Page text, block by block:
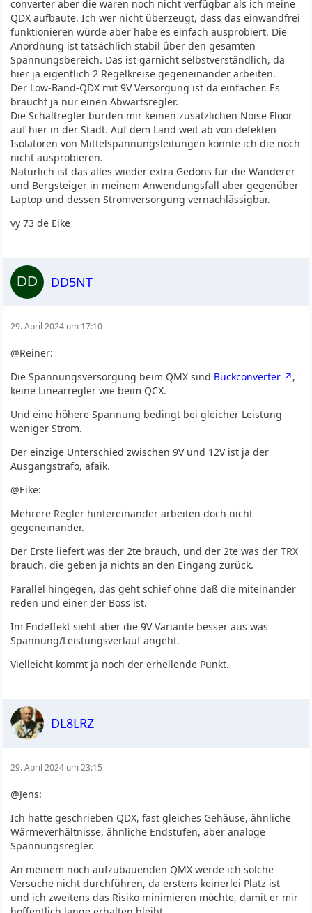
converter aber die waren noch nicht verfügbar als ich meine
QDX aufbaute. Ich wer nicht überzeugt, dass das einwandfrei
funktionieren würde aber habe es einfach ausprobiert. Die
Anordnung ist tatsächlich stabil über den gesamten
Spannungsbereich. Das ist garnicht selbstverständlich, da
hier ja eigentlich 2 Regelkreise gegeneinander arbeiten.
Der Low-Band-QDX mit 9V Versorgung ist da einfacher. Es
braucht ja nur einen Abwärtsregler.
Die Schaltregler bürden mir keinen zusätzlichen Noise Floor
auf hier in der Stadt. Auf dem Land weit ab von defekten
Isolatoren von Mittelspannungsleitungen konnte ich die noch
nicht ausprobieren.
Natürlich ist das alles wieder extra Gedöns für die Wanderer
und Bergsteiger in meinem Anwendungsfall aber gegenüber
Laptop und dessen Stromversorgung vernachlässigbar.
vy 73 de Eike
DD5NT
29. April 2024 um 17:10
@Reiner:
Die Spannungsversorgung beim QMX sind Buckconverter
,
keine Linearregler wie beim QCX.
Und eine höhere Spannung bedingt bei gleicher Leistung
weniger Strom.
Der einzige Unterschied zwischen 9V und 12V ist ja der
Ausgangstrafo, afaik.
@Eike:
Mehrere Regler hintereinander arbeiten doch nicht
gegeneinander.
Der Erste liefert was der 2te brauch, und der 2te was der TRX
brauch, die geben ja nichts an den Eingang zurück.
Parallel hingegen, das geht schief ohne daß die miteinander
reden und einer der Boss ist.
Im Endeffekt sieht aber die 9V Variante besser aus was
Spannung/Leistungsverlauf angeht.
Vielleicht kommt ja noch der erhellende Punkt.
DL8LRZ
29. April 2024 um 23:15
@Jens:
Ich hatte geschrieben QDX, fast gleiches Gehäuse, ähnliche
Wärmeverhältnisse, ähnliche Endstufen, aber analoge
Spannungsregler.
An meinem noch aufzubauenden QMX werde ich solche
Versuche nicht durchführen, da erstens keinerlei Platz ist
und ich zweitens das Risiko minimieren möchte, damit er mir